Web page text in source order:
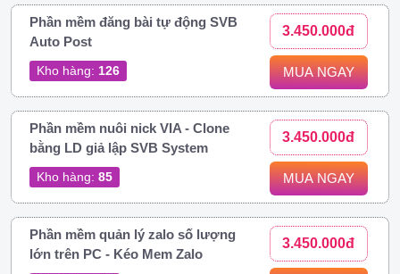
Phần mềm đăng bài tự động SVB
Auto Post
Kho hàng: 126
3.450.000đ
MUA NGAY
Phần mềm nuôi nick VIA - Clone
bằng LD giả lập SVB System
Kho hàng: 85
3.450.000đ
MUA NGAY
Phần mềm quản lý zalo số lượng
lớn trên PC - Kéo Mem Zalo
3.450.000đ